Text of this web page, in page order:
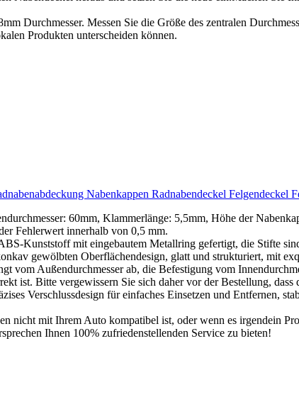
Durchmesser. Messen Sie die Größe des zentralen
Produkten unterscheiden können.
Nabenkappen Radnabendeckel Felgendeckel
60mm, Klammerlänge: 5,5mm, Höhe der
Fehlerwert innerhalb von 0,5 mm.
Kunststoff mit eingebautem Metallring gefertigt, die Stifte
gewölbten Oberflächendesign, glatt und strukturiert, mit
vom Außendurchmesser ab, die Befestigung vom
ist. Bitte vergewissern Sie sich daher vor der Bestellung, dass
Verschlussdesign für einfaches Einsetzen und Entfernen,
nicht mit Ihrem Auto kompatibel ist, oder wenn es irgendein
Ihnen 100% zufriedenstellenden Service zu bieten!